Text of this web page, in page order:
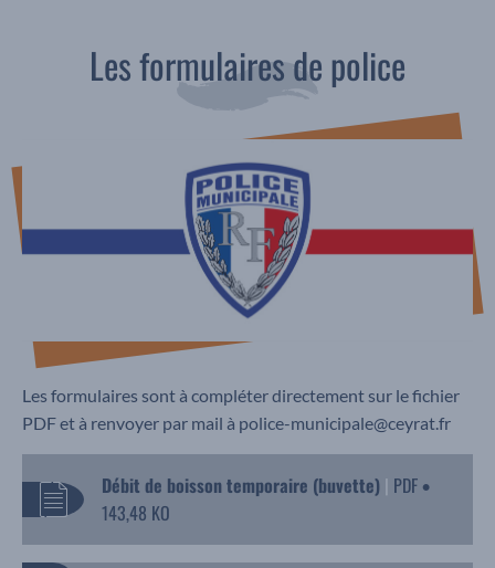
Les formulaires de police
Les formulaires sont à compléter directement sur le fichier
PDF et à renvoyer par mail à police-municipale@ceyrat.fr
Débit de boisson temporaire (buvette) | PDF •
143,48 KO